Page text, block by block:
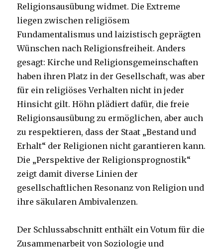
Religionsausübung widmet. Die Extreme
liegen zwischen religiösem
Fundamentalismus und laizistisch geprägten
Wünschen nach Religionsfreiheit. Anders
gesagt: Kirche und Religionsgemeinschaften
haben ihren Platz in der Gesellschaft, was aber
für ein religiöses Verhalten nicht in jeder
Hinsicht gilt. Höhn plädiert dafür, die freie
Religionsausübung zu ermöglichen, aber auch
zu respektieren, dass der Staat „Bestand und
Erhalt“ der Religionen nicht garantieren kann.
Die „Perspektive der Religionsprognostik“
zeigt damit diverse Linien der
gesellschaftlichen Resonanz von Religion und
ihre säkularen Ambivalenzen.
Der Schlussabschnitt enthält ein Votum für die
Zusammenarbeit von Soziologie und